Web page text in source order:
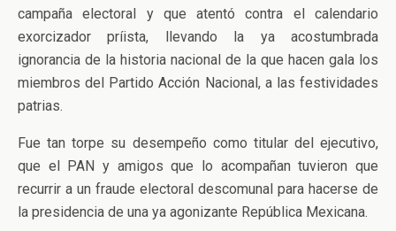
campaña electoral y que atentó contra el calendario
exorcizador príista, llevando la ya acostumbrada
ignorancia de la historia nacional de la que hacen gala los
miembros del Partido Acción Nacional, a las festividades
patrias.
Fue tan torpe su desempeño como titular del ejecutivo,
que el PAN y amigos que lo acompañan tuvieron que
recurrir a un fraude electoral descomunal para hacerse de
la presidencia de una ya agonizante República Mexicana.